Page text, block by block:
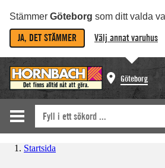
Stämmer Göteborg som ditt valda
JA, DET STÄMMER Välj annat varuhus
Göteborg
Startsida